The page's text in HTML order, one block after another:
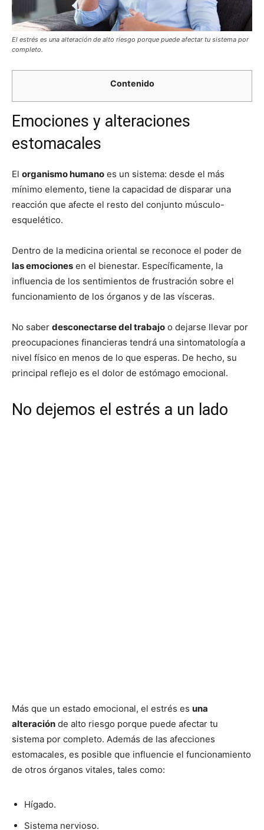
El estrés es una alteración de alto riesgo porque puede afectar tu sistema por
completo.
Contenido
Emociones y alteraciones
estomacales
El organismo humano es un sistema: desde el más
mínimo elemento, tiene la capacidad de disparar una
reacción que afecte el resto del conjunto músculo-
esquelético.
Dentro de la medicina oriental se reconoce el poder de
las emociones en el bienestar. Específicamente, la
influencia de los sentimientos de frustración sobre el
funcionamiento de los órganos y de las vísceras.
No saber desconectarse del trabajo o dejarse llevar por
preocupaciones financieras tendrá una sintomatología a
nivel físico en menos de lo que esperas. De hecho, su
principal reflejo es el dolor de estómago emocional.
No dejemos el estrés a un lado
Más que un estado emocional, el estrés es una
alteración de alto riesgo porque puede afectar tu
sistema por completo. Además de las afecciones
estomacales, es posible que influencie el funcionamiento
de otros órganos vitales, tales como:
Hígado.
Sistema nervioso.